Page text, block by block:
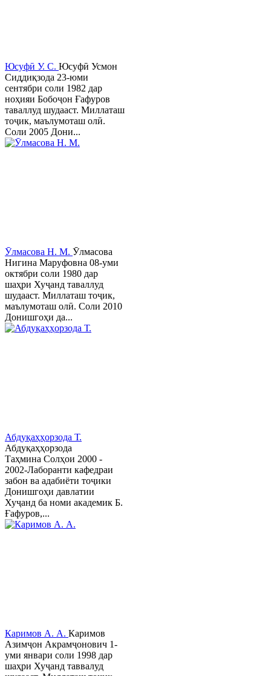
Юсуфӣ У. C. Юсуфӣ Усмон
Сиддиқзода 23-юми
сентябри соли 1982 дар
ноҳияи Бобоҷон Ғафуров
таваллуд шудааст. Миллаташ
тоҷик, маълумоташ олӣ.
Соли 2005 Дони...
Ӯлмасова Н. М. Ӯлмасова
Нигина Маруфовна 08-уми
октябри соли 1980 дар
шаҳри Хуҷанд таваллуд
шудааст. Миллаташ тоҷик,
маълумоташ олӣ. Соли 2010
Донишгоҳи да...
Абдуқаҳҳорзода Т.
Абдуқаҳҳорзода
Таҳмина Солҳои 2000 -
2002-Лаборанти кафедраи
забон ва адабиёти тоҷики
Донишгоҳи давлатии
Хуҷанд ба номи академик Б.
Ғафуров,...
Каримов А. А. Каримов
Азимҷон Акрамҷонович 1-
уми январи соли 1998 дар
шаҳри Хуҷанд таввалуд